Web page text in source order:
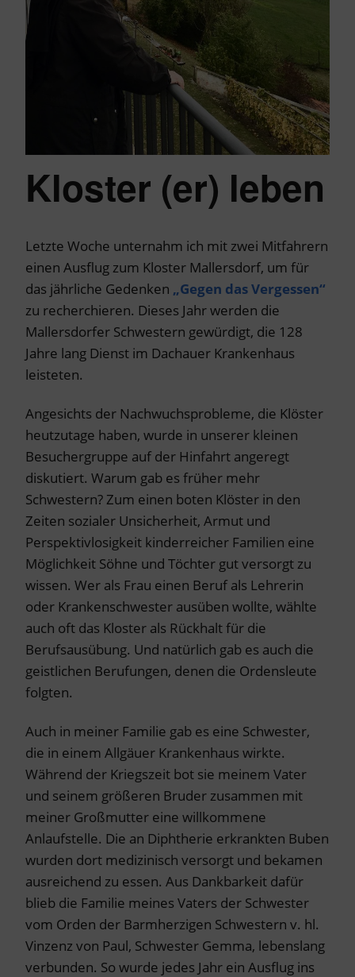
Kloster (er) leben
Letzte Woche unternahm ich mit zwei Mitfahrern
einen Ausflug zum Kloster Mallersdorf, um für
das jährliche Gedenken „Gegen das Vergessen“
zu recherchieren. Dieses Jahr werden die
Mallersdorfer Schwestern gewürdigt, die 128
Jahre lang Dienst im Dachauer Krankenhaus
leisteten.
Angesichts der Nachwuchsprobleme, die Klöster
heutzutage haben, wurde in unserer kleinen
Besuchergruppe auf der Hinfahrt angeregt
diskutiert. Warum gab es früher mehr
Schwestern? Zum einen boten Klöster in den
Zeiten sozialer Unsicherheit, Armut und
Perspektivlosigkeit kinderreicher Familien eine
Möglichkeit Söhne und Töchter gut versorgt zu
wissen. Wer als Frau einen Beruf als Lehrerin
oder Krankenschwester ausüben wollte, wählte
auch oft das Kloster als Rückhalt für die
Berufsausübung. Und natürlich gab es auch die
geistlichen Berufungen, denen die Ordensleute
folgten.
Auch in meiner Familie gab es eine Schwester,
die in einem Allgäuer Krankenhaus wirkte.
Während der Kriegszeit bot sie meinem Vater
und seinem größeren Bruder zusammen mit
meiner Großmutter eine willkommene
Anlaufstelle. Die an Diphtherie erkrankten Buben
wurden dort medizinisch versorgt und bekamen
ausreichend zu essen. Aus Dankbarkeit dafür
blieb die Familie meines Vaters der Schwester
vom Orden der Barmherzigen Schwestern v. hl.
Vinzenz von Paul, Schwester Gemma, lebenslang
verbunden. So wurde jedes Jahr ein Ausflug ins